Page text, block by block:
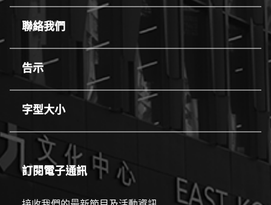
於
我
聯絡我們
告示
字型大小
line
訂閱電子通訊